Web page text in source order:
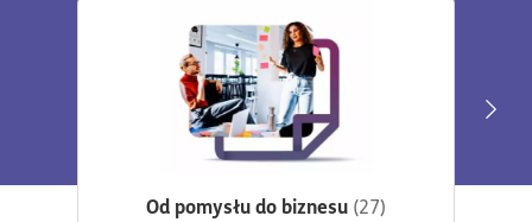
Od pomysłu do biznesu (27)